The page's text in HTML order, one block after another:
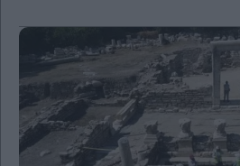
and
Service